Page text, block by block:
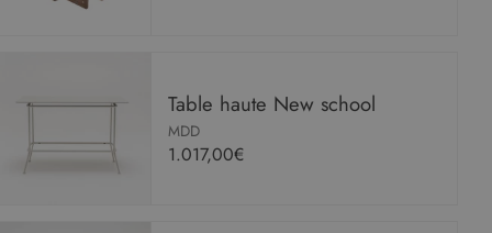
Table haute New school
MDD
1.017,00€